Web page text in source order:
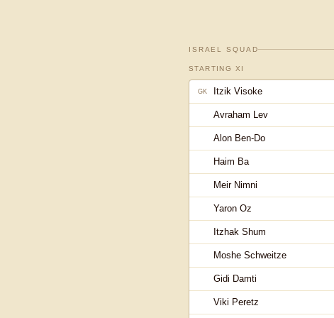
ISRAEL SQUAD
STARTING XI
GK Itzik Visoke
Avraham Lev
Alon Ben-Do
Haim Ba
Meir Nimni
Yaron Oz
Itzhak Shum
Moshe Schweitze
Gidi Damti
Viki Peretz